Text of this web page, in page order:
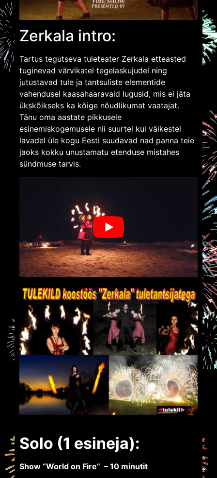
Zerkala intro:
Tartus tegutseva tuleteater Zerkala etteasted
tuginevad värvikatel tegelaskujudel ning
jutustavad tule ja tantsuliste elementide
vahendusel kaasahaaravaid lugusid, mis ei jäta
ükskõikseks ka kõige nõudlikumat vaatajat.
Tänu oma aastate pikkusele
esinemiskogemusele nii suurtel kui väikestel
lavadel üle kogu Eesti suudavad nad panna teie
jaoks kokku unustamatu etenduse mistahes
sündmuse tarvis.
Solo (1 esineja):
Show “World on Fire” – 10 minutit